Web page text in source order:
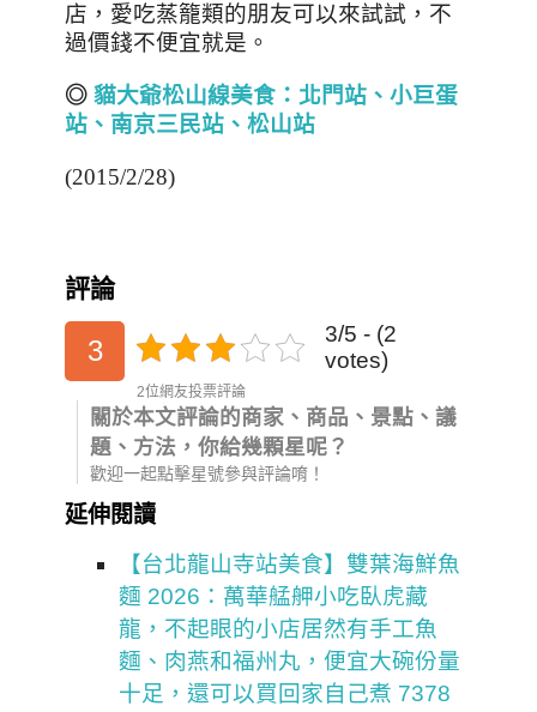
店，愛吃蒸籠類的朋友可以來試試，不
過價錢不便宜就是。
◎ 貓大爺松山線美食：北門站 、 小巨蛋
站、南京三民站、松山站
(2015/2/28)
評論
3
3/5 - (2
votes)
2位網友投票評論
關於本文評論的商家、商品、景點、議
題、方法，你給幾顆星呢？
歡迎一起點擊星號參與評論唷！
延伸閱讀
【台北龍山寺站美食】雙葉海鮮魚
麵 2026：萬華艋舺小吃臥虎藏
龍，不起眼的小店居然有手工魚
麵、肉燕和福州丸，便宜大碗份量
十足，還可以買回家自己煮 7378